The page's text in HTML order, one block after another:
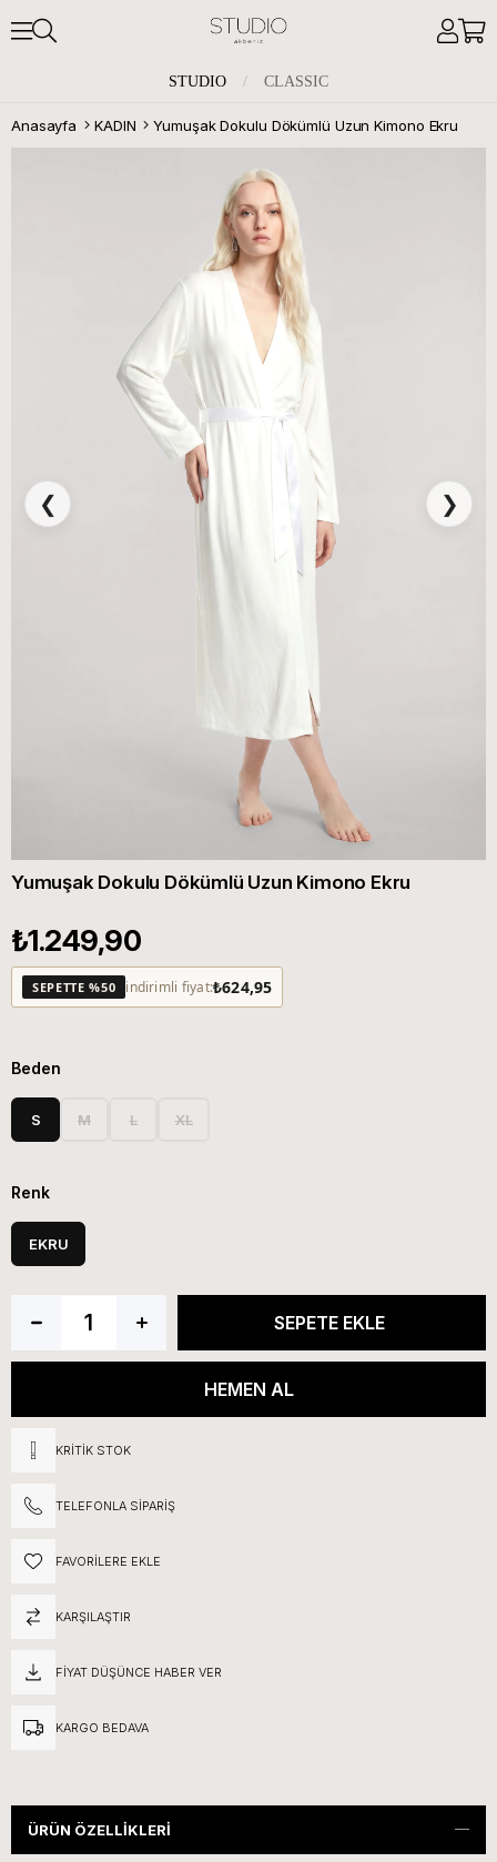
STUDIO / CLASSIC
Anasayfa KADIN Yumuşak Dokulu Dökümlü Uzun Kimono Ekru
❮ ❯
Yumuşak Dokulu Dökümlü Uzun Kimono Ekru
₺1.249,90
SEPETTE %50 indirimli fiyat:₺624,95
Beden
S M L XL
Renk
EKRU
KRITIK STOK
TELEFONLA SIPARIŞ
FAVORILERE EKLE
KARŞILAŞTIR
FIYAT DÜŞÜNCE HABER VER
KARGO BEDAVA
ÜRÜN ÖZELLIKLERI